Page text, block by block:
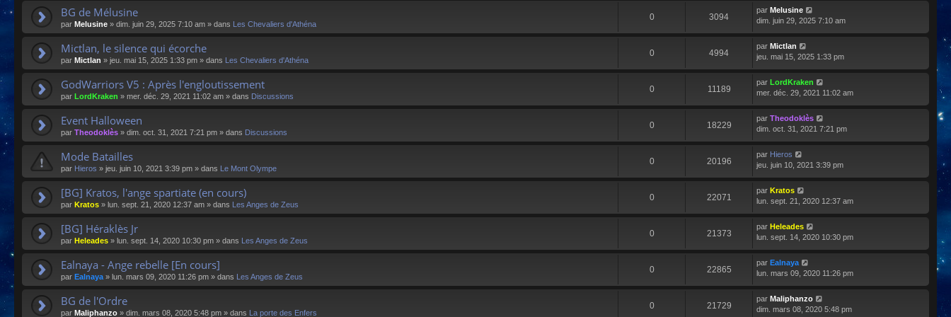
BG de Mélusine
par Melusine » dim. juin 29, 2025 7:10 am » dans Les Chevaliers d'Athéna
0 3094
par Melusine
dim. juin 29, 2025 7:10 am
Mictlan, le silence qui écorche
par Mictlan » jeu. mai 15, 2025 1:33 pm » dans Les Chevaliers d'Athéna
0 4994
par Mictlan
jeu. mai 15, 2025 1:33 pm
GodWarriors V5 : Après l'engloutissement
par LordKraken » mer. déc. 29, 2021 11:02 am » dans Discussions
0 11189
par LordKraken
mer. déc. 29, 2021 11:02 am
Event Halloween
par Theodoklès » dim. oct. 31, 2021 7:21 pm » dans Discussions
0 18229
par Theodoklès
dim. oct. 31, 2021 7:21 pm
Mode Batailles
par Hieros » jeu. juin 10, 2021 3:39 pm » dans Le Mont Olympe
0 20196
par Hieros
jeu. juin 10, 2021 3:39 pm
[BG] Kratos, l'ange spartiate (en cours)
par Kratos » lun. sept. 21, 2020 12:37 am » dans Les Anges de Zeus
0 22071
par Kratos
lun. sept. 21, 2020 12:37 am
[BG] Héraklès Jr
par Heleades » lun. sept. 14, 2020 10:30 pm » dans Les Anges de Zeus
0 21373
par Heleades
lun. sept. 14, 2020 10:30 pm
Ealnaya - Ange rebelle [En cours]
par Ealnaya» lun. mars 09, 2020 11:26 pm » dans Les Anges de Zeus
0 22865
par Ealnaya
lun. mars 09, 2020 11:26 pm
BG de l'Ordre
par Maliphanzo » dim. mars 08, 2020 5:48 pm » dans La porte des Enfers
0 21729
par Maliphanzo
dim. mars 08, 2020 5:48 pm